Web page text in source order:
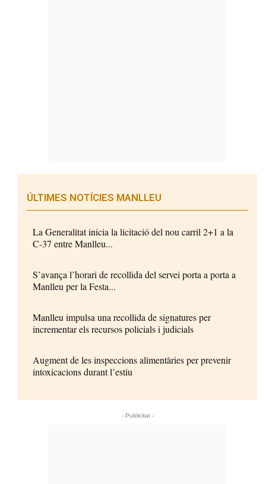
ÚLTIMES NOTÍCIES MANLLEU
La Generalitat inicia la licitació del nou carril 2+1 a la
C-37 entre Manlleu...
S’avança l’horari de recollida del servei porta a porta a
Manlleu per la Festa...
Manlleu impulsa una recollida de signatures per
incrementar els recursos policials i judicials
Augment de les inspeccions alimentàries per prevenir
intoxicacions durant l’estiu
- Publicitat -